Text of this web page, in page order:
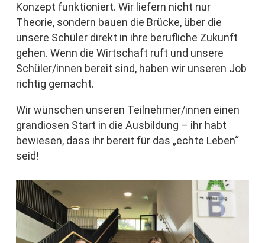
Konzept funktioniert. Wir liefern nicht nur
Theorie, sondern bauen die Brücke, über die
unsere Schüler direkt in ihre berufliche Zukunft
gehen. Wenn die Wirtschaft ruft und unsere
Schüler/innen bereit sind, haben wir unseren Job
richtig gemacht.
Wir wünschen unseren Teilnehmer/innen einen
grandiosen Start in die Ausbildung – ihr habt
bewiesen, dass ihr bereit für das „echte Leben“
seid!